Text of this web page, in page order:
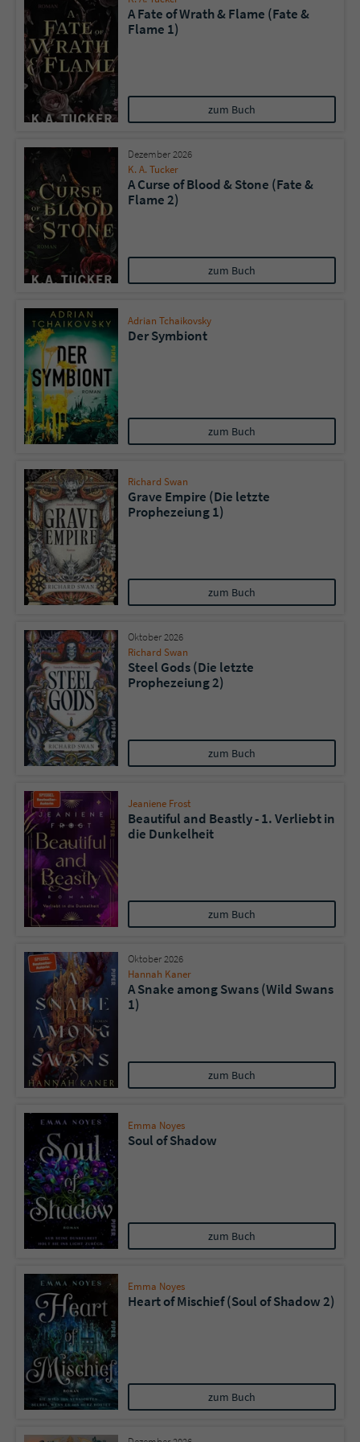
A Fate of Wrath & Flame (Fate &
Flame 1)
zum Buch
Dezember 2026
K. A. Tucker
A Curse of Blood & Stone (Fate &
Flame 2)
zum Buch
Adrian Tchaikovsky
Der Symbiont
zum Buch
Richard Swan
Grave Empire (Die letzte
Prophezeiung 1)
zum Buch
Oktober 2026
Richard Swan
Steel Gods (Die letzte
Prophezeiung 2)
zum Buch
Jeaniene Frost
Beautiful and Beastly - 1. Verliebt in
die Dunkelheit
zum Buch
Oktober 2026
Hannah Kaner
A Snake among Swans (Wild Swans
1)
zum Buch
Emma Noyes
Soul of Shadow
zum Buch
Emma Noyes
Heart of Mischief (Soul of Shadow 2)
zum Buch
Name tx_pwcomments_ahash
Anbieter Literatur-Couch Medien GmbH & Co. KG
Laufzeit 1 Jahr
Zweck Cookie für Kommentare einzelner Buchtitel
Name fe_typo_user
Anbieter Literatur-Couch Medien GmbH & Co. KG
Laufzeit
Zweck
Dieses Cookie gewährleistet die
Kommunikation der Webseite mit dem
Benutzer. Es wird benötigt um z. B. den
Sicherheitscode des Kontaktformulars zu
überprüfen.